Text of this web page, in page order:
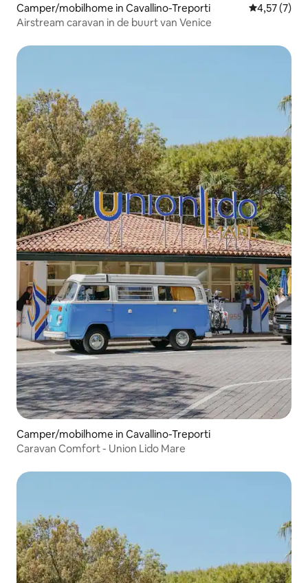
Camper/mobilhome in Cavallino-Treporti
4,57 (7)
Airstream caravan in de buurt van Venice
Camper/mobilhome in Cavallino-Treporti
Caravan Comfort - Union Lido Mare